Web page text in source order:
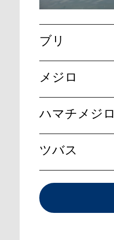
ブリ
メジロ
ハマチメジロ
ツバス